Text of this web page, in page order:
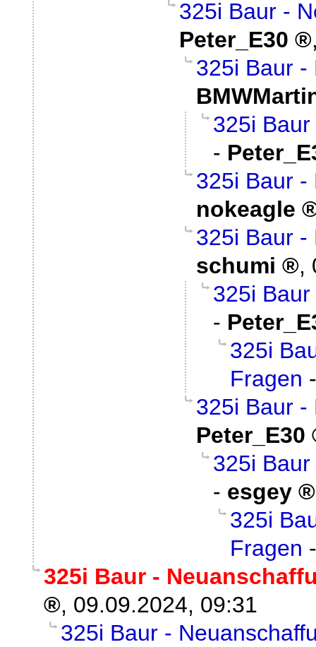
325i Baur -
Peter_E30
325i Baur -
325i
-
325i Baur -
nokeagle
325i Baur -
schumi
,
325i
-
325i
Fragen
325i Baur -
Peter_E30
325i
- esgey
325i
Fragen
325i Baur -
, 09.09.2024, 09:31
325i Baur -